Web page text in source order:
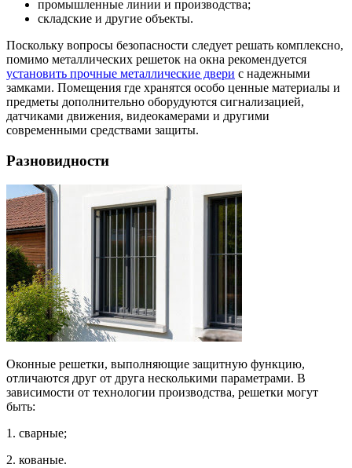
промышленные линии и производства;
складские и другие объекты.
Поскольку вопросы безопасности следует решать комплексно,
помимо металлических решеток на окна рекомендуется
установить прочные металлические двери с надежными
замками. Помещения где хранятся особо ценные материалы и
предметы дополнительно оборудуются сигнализацией,
датчиками движения, видеокамерами и другими
современными средствами защиты.
Разновидности
Оконные решетки, выполняющие защитную функцию,
отличаются друг от друга несколькими параметрами. В
зависимости от технологии производства, решетки могут
быть:
1. сварные;
2. кованые.